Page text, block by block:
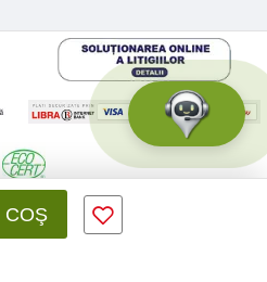
COŞ
| Nr. reg.: J12/3428/2012 -